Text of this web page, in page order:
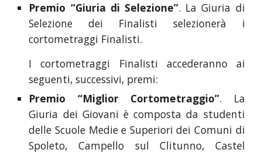
Premio “Giuria di Selezione”. La Giuria di
Selezione dei Finalisti selezionerà i
cortometraggi Finalisti.
I cortometraggi Finalisti accederanno ai
seguenti, successivi, premi:
Premio “Miglior Cortometraggio”. La
Giuria dei Giovani è composta da studenti
delle Scuole Medie e Superiori dei Comuni di
Spoleto, Campello sul Clitunno, Castel